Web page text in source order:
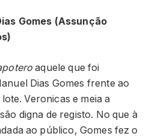
Gomes (Assunção
aquele que foi
Dias Gomes frente ao
Veronicas e meia a
digna de registo. No que à
ao público, Gomes fez o